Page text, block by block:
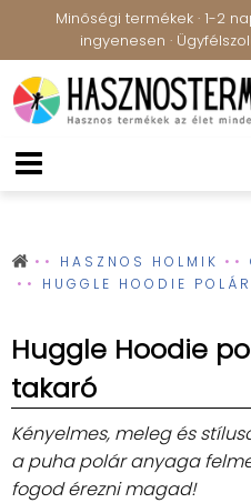
Minőségi termékek · 1-2
ingyenesen ·
HASZNOS HOLMIK
HUGGLE HOODIE
Huggle Hoodie
takaró
Kényelmes, meleg és
a puha polár anyaga
fogod érezni magad!